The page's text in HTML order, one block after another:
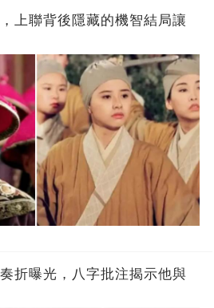
上聯背後隱藏的機智結局讓
折曝光，八字批注揭示他與